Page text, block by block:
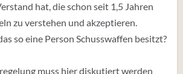
hat, die schon seit 1,5 Jahren
zu verstehen und akzeptieren.
so eine Person Schusswaffen besitzt?
muss hier diskutiert werden